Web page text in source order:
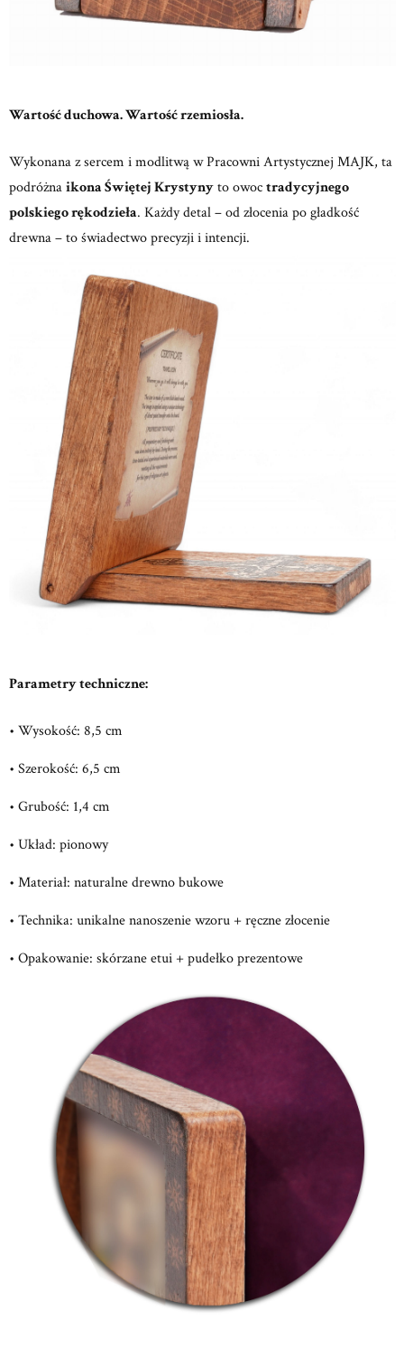
Wartość duchowa. Wartość rzemiosła.
Wykonana z sercem i modlitwą w Pracowni Artystycznej MAJK, ta
podróżnaikona Świętej Krystynyto owoc tradycyjnego
polskiego rękodzieła. Każdy detal – od złocenia po gładkość
drewna – to świadectwo precyzji i intencji.
Parametry techniczne:
• Wysokość: 8,5 cm
• Szerokość: 6,5 cm
• Grubość: 1,4 cm
• Układ: pionowy
• Materiał: naturalne drewno bukowe
• Technika: unikalne nanoszenie wzoru + ręczne złocenie
• Opakowanie: skórzane etui + pudełko prezentowe